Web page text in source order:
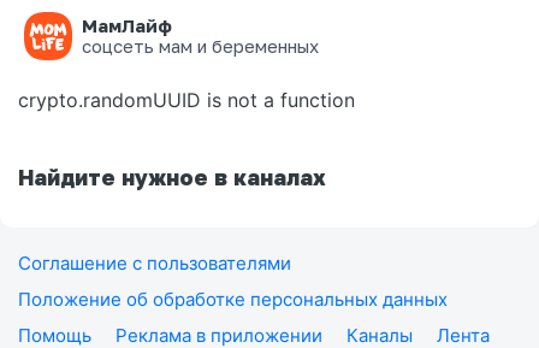
МамЛайф
соцсеть мам и беременных
Ошибка на странице
crypto.randomUUID is not a function
Найдите нужное в каналах
Соглашение с пользователями
Положение об обработке персональных данных
Помощь
Реклама в приложении Каналы
Лента